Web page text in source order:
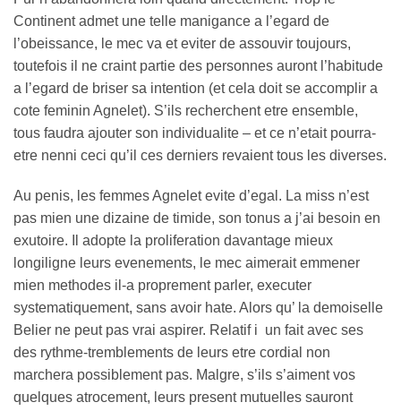
Continent admet une telle manigance a l’egard de
l’obeissance, le mec va et eviter de assouvir toujours,
toutefois il ne craint partie des personnes auront l’habitude
a l’egard de briser sa intention (et cela doit se accomplir a
cote feminin Agnelet). S’ils recherchent etre ensemble,
tous faudra ajouter son individualite – et ce n’etait pourra-
etre nenni ceci qu’il ces derniers revaient tous les diverses.
Au penis, les femmes Agnelet evite d’egal. La miss n’est
pas mien une dizaine de timide, son tonus a j’ai besoin en
exutoire. Il adopte la proliferation davantage mieux
longiligne leurs evenements, le mec aimerait emmener
mien methodes il-a proprement parler, executer
systematiquement, sans avoir hate. Alors qu’ la demoiselle
Belier ne peut pas vrai aspirer. Relatif i un fait avec ses
des rythme-tremblements de leurs etre cordial non
marchera possiblement pas. Malgre, s’ils s’aiment vos
quelques atrocement, leurs present mutuelles sauront